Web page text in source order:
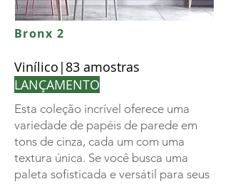
Bronx 2
Vinílico|83 amostras
LANÇAMENTO
Esta coleção incrível oferece uma
variedade de papéis de parede em
tons de cinza, cada um com uma
textura única. Se você busca uma
paleta sofisticada e versátil para seus